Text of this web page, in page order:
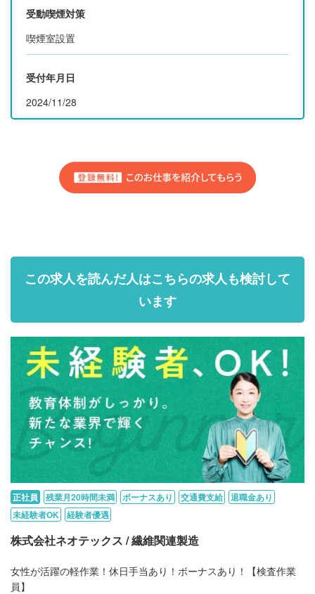
受動喫煙対策
喫煙室設置
受付年月日
2024/11/28
この求人を読んだ人はこちらの求人も検討して
います
正社員 残業月20時間未満 ボーナスあり 交通費支給
退職金あり
未経験者OK
経験者優遇
株式会社ネオテックス / 繊維関連製造
女性が活躍の軽作業！休日手当あり！ボーナスあり！【検査作業
員】